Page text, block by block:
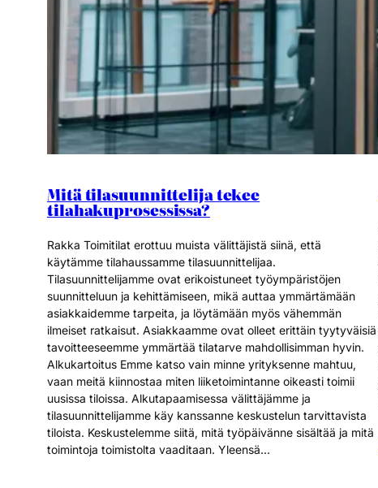
Mitä tilasuunnittelija tekee
tilahakuprosessissa?
Rakka Toimitilat erottuu muista välittäjistä siinä, että
käytämme tilahaussamme tilasuunnittelijaa.
Tilasuunnittelijamme ovat erikoistuneet työympäristöjen
suunnitteluun ja kehittämiseen, mikä auttaa ymmärtämään
asiakkaidemme tarpeita, ja löytämään myös vähemmän
ilmeiset ratkaisut. Asiakkaamme ovat olleet erittäin tyytyväisiä
tavoitteeseemme ymmärtää tilatarve mahdollisimman hyvin.
Alkukartoitus Emme katso vain minne yrityksenne mahtuu,
vaan meitä kiinnostaa miten liiketoimintanne oikeasti toimii
uusissa tiloissa. Alkutapaamisessa välittäjämme ja
tilasuunnittelijamme käy kanssanne keskustelun tarvittavista
tiloista. Keskustelemme siitä, mitä työpäivänne sisältää ja mitä
toimintoja toimistolta vaaditaan. Yleensä…